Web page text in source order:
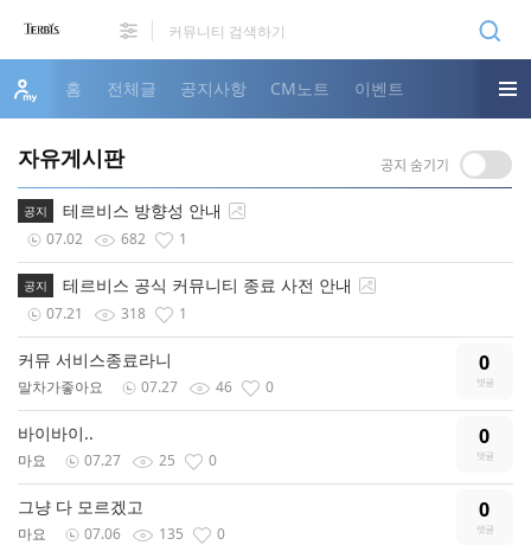
홈 전체글 공지사항 CM노트 이벤트
자유게시판
공지 테르비스 방향성 안내
07.02 682 1
공지 테르비스 공식 커뮤니티 종료 사전 안내
07.21 318 1
커뮤 서비스종료라니 0
말차가좋아요 07.27 46 0
바이바이.. 0
마요 07.27 25 0
그냥 다 모르겠고 0
마요 07.06 135 0